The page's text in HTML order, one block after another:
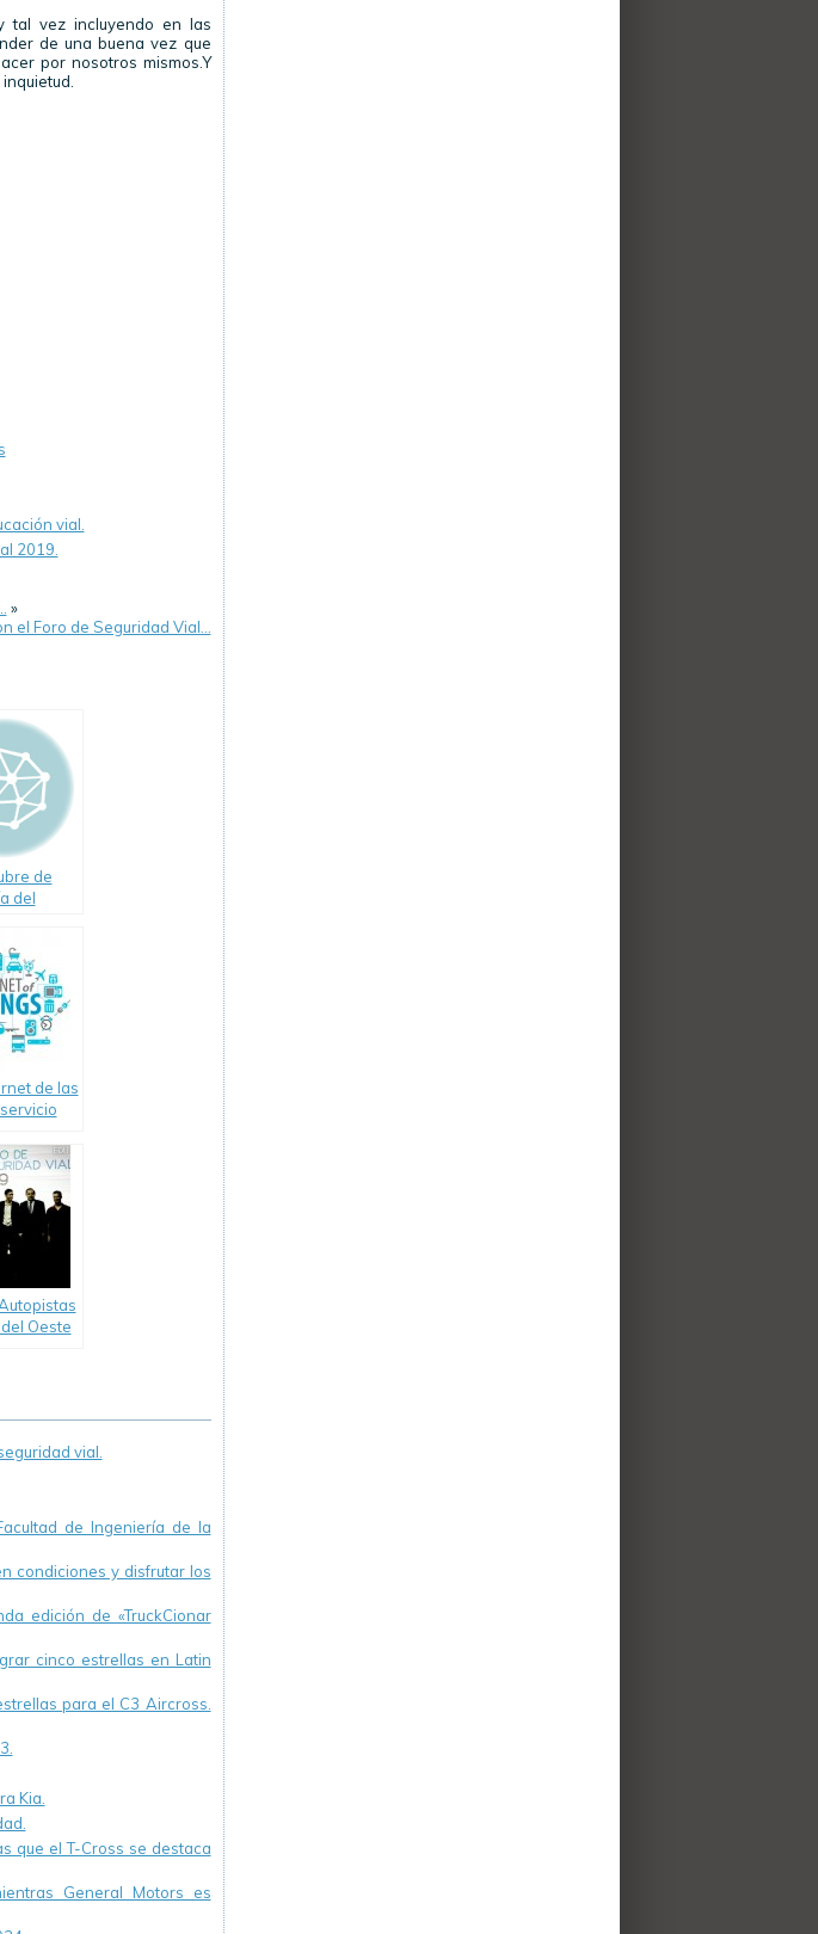
tal vez incluyendo en las
de una buena vez que
por nosotros mismos.Y
vial.
2019.
»
el Foro de Seguridad Vial…
de
del
de las
Oeste
vial.
de Ingeniería de la
condiciones y disfrutar los
edición de «TruckCionar
cinco estrellas en Latin
para el C3 Aircross.
Kia.
que el T-Cross se destaca
General Motors es